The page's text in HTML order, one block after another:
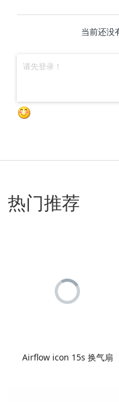
当前还没
热门推荐
Airflow icon 15s 换气扇